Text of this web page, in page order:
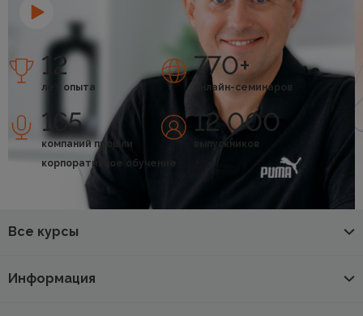
12
лет опыта
770+
онлайн-семинаров
165
компаний прошли
корпоративное обучение
12 000
выпускников
Все курсы
Информация